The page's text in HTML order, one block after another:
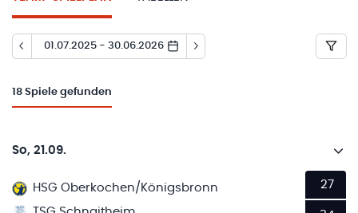
01.07.2025 - 30.06.2026
18 Spiele gefunden
So, 21.09.
HSG Oberkochen/Königsbronn
27